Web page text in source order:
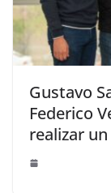
Gustavo
Federico
realizar